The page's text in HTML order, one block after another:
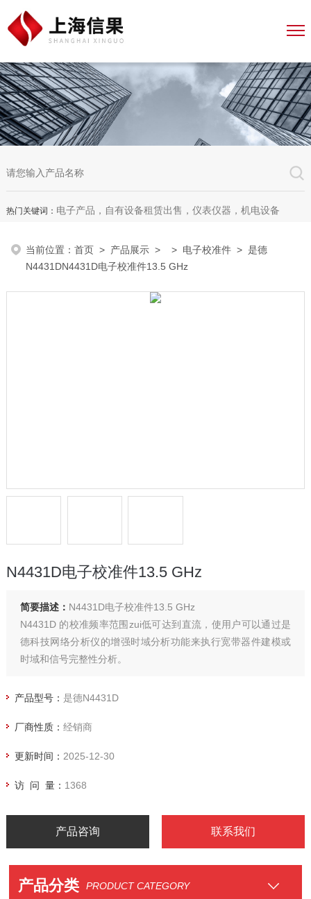
热门关键词： 电子产品，自有设备租赁出售，仪表仪器，机电设备
当前位置：首页 > 产品展示 > > 电子校准件 > 是德
N4431DN4431D电子校准件13.5 GHz
N4431D电子校准件13.5 GHz
简要描述： N4431D电子校准件13.5 GHz
N4431D 的校准频率范围zui低可达到直流，使用户可以通过是
德科技网络分析仪的增强时域分析功能来执行宽带器件建模或
时域和信号完整性分析。​
产品型号： 是德N4431D
厂商性质： 经销商
更新时间： 2025-12-30
访 问 量： 1368
产品咨询 联系我们
产品分类 PRODUCT CATEGORY